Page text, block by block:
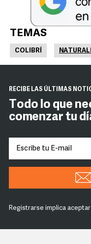
TEMAS
COLIBRÍ
RECIBE LAS ÚLTIMAS
Todo lo que
comenzar tu
Registrarse implica